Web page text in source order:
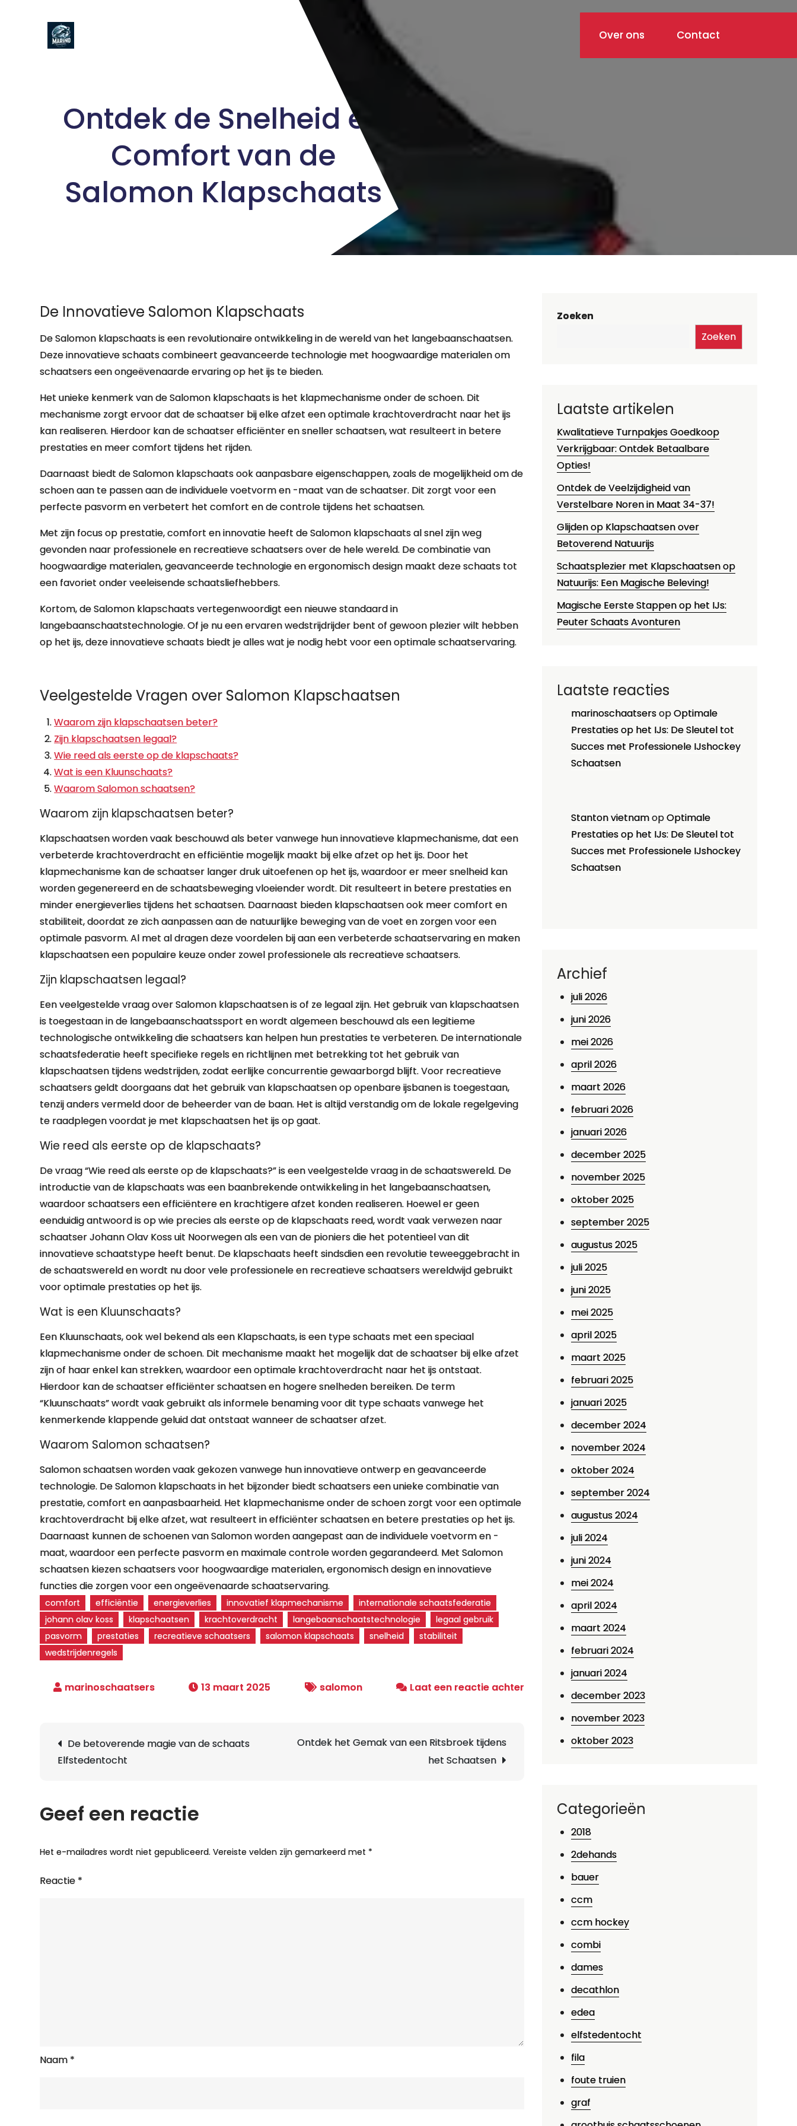
Over ons Contact
Ontdek de Snelheid en
Comfort van de
Salomon Klapschaats
De Innovatieve Salomon Klapschaats
De Salomon klapschaats is een revolutionaire ontwikkeling in de wereld van het langebaanschaatsen.
Deze innovatieve schaats combineert geavanceerde technologie met hoogwaardige materialen om
schaatsers een ongeëvenaarde ervaring op het ijs te bieden.
Het unieke kenmerk van de Salomon klapschaats is het klapmechanisme onder de schoen. Dit
mechanisme zorgt ervoor dat de schaatser bij elke afzet een optimale krachtoverdracht naar het ijs
kan realiseren. Hierdoor kan de schaatser efficiënter en sneller schaatsen, wat resulteert in betere
prestaties en meer comfort tijdens het rijden.
Daarnaast biedt de Salomon klapschaats ook aanpasbare eigenschappen, zoals de mogelijkheid om de
schoen aan te passen aan de individuele voetvorm en -maat van de schaatser. Dit zorgt voor een
perfecte pasvorm en verbetert het comfort en de controle tijdens het schaatsen.
Met zijn focus op prestatie, comfort en innovatie heeft de Salomon klapschaats al snel zijn weg
gevonden naar professionele en recreatieve schaatsers over de hele wereld. De combinatie van
hoogwaardige materialen, geavanceerde technologie en ergonomisch design maakt deze schaats tot
een favoriet onder veeleisende schaatsliefhebbers.
Kortom, de Salomon klapschaats vertegenwoordigt een nieuwe standaard in
langebaanschaatstechnologie. Of je nu een ervaren wedstrijdrijder bent of gewoon plezier wilt hebben
op het ijs, deze innovatieve schaats biedt je alles wat je nodig hebt voor een optimale schaatservaring.
Veelgestelde Vragen over Salomon Klapschaatsen
Waarom zijn klapschaatsen beter?
Zijn klapschaatsen legaal?
Wie reed als eerste op de klapschaats?
Wat is een Kluunschaats?
Waarom Salomon schaatsen?
Waarom zijn klapschaatsen beter?
Klapschaatsen worden vaak beschouwd als beter vanwege hun innovatieve klapmechanisme, dat een
verbeterde krachtoverdracht en efficiëntie mogelijk maakt bij elke afzet op het ijs. Door het
klapmechanisme kan de schaatser langer druk uitoefenen op het ijs, waardoor er meer snelheid kan
worden gegenereerd en de schaatsbeweging vloeiender wordt. Dit resulteert in betere prestaties en
minder energieverlies tijdens het schaatsen. Daarnaast bieden klapschaatsen ook meer comfort en
stabiliteit, doordat ze zich aanpassen aan de natuurlijke beweging van de voet en zorgen voor een
optimale pasvorm. Al met al dragen deze voordelen bij aan een verbeterde schaatservaring en maken
klapschaatsen een populaire keuze onder zowel professionele als recreatieve schaatsers.
Zijn klapschaatsen legaal?
Een veelgestelde vraag over Salomon klapschaatsen is of ze legaal zijn. Het gebruik van klapschaatsen
is toegestaan in de langebaanschaatssport en wordt algemeen beschouwd als een legitieme
technologische ontwikkeling die schaatsers kan helpen hun prestaties te verbeteren. De internationale
schaatsfederatie heeft specifieke regels en richtlijnen met betrekking tot het gebruik van
klapschaatsen tijdens wedstrijden, zodat eerlijke concurrentie gewaarborgd blijft. Voor recreatieve
schaatsers geldt doorgaans dat het gebruik van klapschaatsen op openbare ijsbanen is toegestaan,
tenzij anders vermeld door de beheerder van de baan. Het is altijd verstandig om de lokale regelgeving
te raadplegen voordat je met klapschaatsen het ijs op gaat.
Wie reed als eerste op de klapschaats?
De vraag “Wie reed als eerste op de klapschaats?” is een veelgestelde vraag in de schaatswereld. De
introductie van de klapschaats was een baanbrekende ontwikkeling in het langebaanschaatsen,
waardoor schaatsers een efficiëntere en krachtigere afzet konden realiseren. Hoewel er geen
eenduidig antwoord is op wie precies als eerste op de klapschaats reed, wordt vaak verwezen naar
schaatser Johann Olav Koss uit Noorwegen als een van de pioniers die het potentieel van dit
innovatieve schaatstype heeft benut. De klapschaats heeft sindsdien een revolutie teweeggebracht in
de schaatswereld en wordt nu door vele professionele en recreatieve schaatsers wereldwijd gebruikt
voor optimale prestaties op het ijs.
Wat is een Kluunschaats?
Een Kluunschaats, ook wel bekend als een Klapschaats, is een type schaats met een speciaal
klapmechanisme onder de schoen. Dit mechanisme maakt het mogelijk dat de schaatser bij elke afzet
zijn of haar enkel kan strekken, waardoor een optimale krachtoverdracht naar het ijs ontstaat.
Hierdoor kan de schaatser efficiënter schaatsen en hogere snelheden bereiken. De term
“Kluunschaats” wordt vaak gebruikt als informele benaming voor dit type schaats vanwege het
kenmerkende klappende geluid dat ontstaat wanneer de schaatser afzet.
Waarom Salomon schaatsen?
Salomon schaatsen worden vaak gekozen vanwege hun innovatieve ontwerp en geavanceerde
technologie. De Salomon klapschaats in het bijzonder biedt schaatsers een unieke combinatie van
prestatie, comfort en aanpasbaarheid. Het klapmechanisme onder de schoen zorgt voor een optimale
krachtoverdracht bij elke afzet, wat resulteert in efficiënter schaatsen en betere prestaties op het ijs.
Daarnaast kunnen de schoenen van Salomon worden aangepast aan de individuele voetvorm en -
maat, waardoor een perfecte pasvorm en maximale controle worden gegarandeerd. Met Salomon
schaatsen kiezen schaatsers voor hoogwaardige materialen, ergonomisch design en innovatieve
functies die zorgen voor een ongeëvenaarde schaatservaring.
comfort efficiëntie energieverlies innovatief klapmechanisme
internationale schaatsfederatie
johann olav koss
klapschaatsen krachtoverdracht langebaanschaatstechnologie
legaal gebruik
pasvorm
prestaties recreatieve schaatsers salomon klapschaats snelheid
stabiliteit
wedstrijdenregels
13 maart 2025 salomon Laat een reactie achterop
Snelheid
Klapschaats
Berichtnavigatie
De betoverende magie van de schaats
Elfstedentocht
Ontdek het Gemak van een Ritsbroek tijdens
het Schaatsen
Geef een reactie
Het e-mailadres wordt niet gepubliceerd. Vereiste velden zijn gemarkeerd met *
Reactie *
Naam *
Zoeken
Zoeken
Laatste artikelen
Kwalitatieve Turnpakjes Goedkoop
Verkrijgbaar: Ontdek Betaalbare
Opties!
Ontdek de Veelzijdigheid van
Verstelbare Noren in Maat 34-37!
Glijden op Klapschaatsen over
Betoverend Natuurijs
Schaatsplezier met Klapschaatsen op
Natuurijs: Een Magische Beleving!
Magische Eerste Stappen op het IJs:
Peuter Schaats Avonturen
Laatste reacties
marinoschaatsersopOptimale
Prestaties op het IJs: De Sleutel tot
Succes met Professionele IJshockey
Schaatsen
Stanton vietnamopOptimale
Prestaties op het IJs: De Sleutel tot
Succes met Professionele IJshockey
Schaatsen
Archief
juli 2026
juni 2026
mei 2026
april 2026
maart 2026
februari 2026
januari 2026
december 2025
november 2025
oktober 2025
september 2025
augustus 2025
juli 2025
juni 2025
mei 2025
april 2025
maart 2025
februari 2025
januari 2025
december 2024
november 2024
oktober 2024
september 2024
augustus 2024
juli 2024
juni 2024
mei 2024
april 2024
maart 2024
februari 2024
januari 2024
december 2023
november 2023
oktober 2023
Categorieën
2018
2dehands
bauer
ccm
ccm hockey
combi
dames
decathlon
edea
elfstedentocht
fila
foute truien
graf